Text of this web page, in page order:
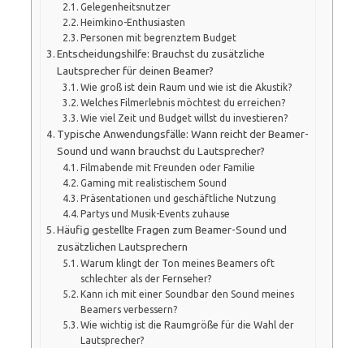
Gelegenheitsnutzer
Heimkino-Enthusiasten
Personen mit begrenztem Budget
Entscheidungshilfe: Brauchst du zusätzliche
Lautsprecher für deinen Beamer?
Wie groß ist dein Raum und wie ist die Akustik?
Welches Filmerlebnis möchtest du erreichen?
Wie viel Zeit und Budget willst du investieren?
Typische Anwendungsfälle: Wann reicht der Beamer-
Sound und wann brauchst du Lautsprecher?
Filmabende mit Freunden oder Familie
Gaming mit realistischem Sound
Präsentationen und geschäftliche Nutzung
Partys und Musik-Events zuhause
Häufig gestellte Fragen zum Beamer-Sound und
zusätzlichen Lautsprechern
Warum klingt der Ton meines Beamers oft
schlechter als der Fernseher?
Kann ich mit einer Soundbar den Sound meines
Beamers verbessern?
Wie wichtig ist die Raumgröße für die Wahl der
Lautsprecher?